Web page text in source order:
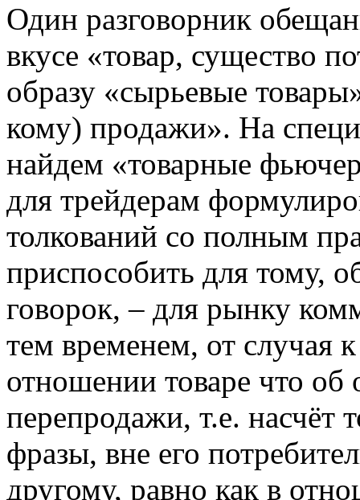
Один разговорник
вкусе «товар, существо
образу «сырьевые
кому) продажи». На
найдем «товарные
для трейдерам
толкований со полным
приспособить для тому,
говорок, – для рынку
тем временем, от случая
отношении товаре что
перепродажи, т.е. насчёт
фразы, вне его
другому, равно как в